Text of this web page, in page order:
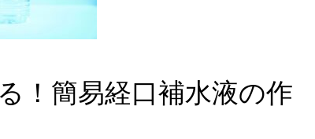
！簡易経口補水液の作